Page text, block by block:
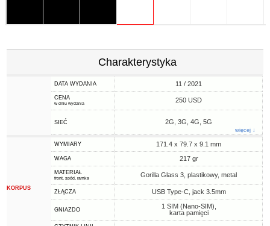
Charakterystyka
DATA WYDANIA 11 / 2021
CENA
w dniu wydania 250 USD
SIEĆ 2G, 3G, 4G, 5G
więcej ↓
KORPUS
WYMIARY 171.4 x 79.7 x 9.1 mm
WAGA 217 gr
MATERIAŁ
front, spód, ramka Gorilla Glass 3, plastikowy, metal
ZŁĄCZA USB Type-C, jack 3.5mm
GNIAZDO
1 SIM (Nano-SIM),
karta pamięci